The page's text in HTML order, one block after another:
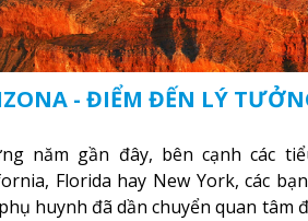
- ĐIỂM ĐẾN LÝ
năm gần đây, bên cạnh các
Florida hay New York, các
huynh đã dần chuyển quan tâm